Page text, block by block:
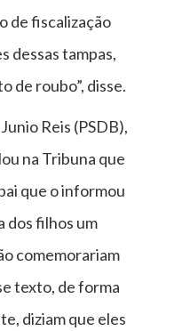
de fiscalização
dessas tampas,
de roubo”, disse.
Reis (PSDB),
na Tribuna que
que o informou
dos filhos um
comemorariam
texto, de forma
diziam que eles